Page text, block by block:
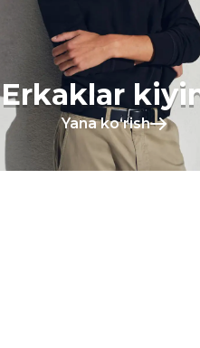
Erkaklar
Yana koʻrish